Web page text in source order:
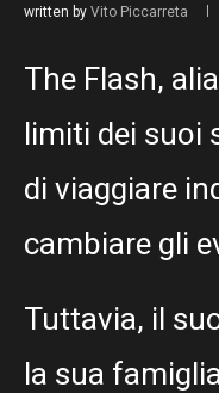
written by Vito Piccarreta
The Flash,
limiti dei suoi
di viaggiare
cambiare gli
Tuttavia, il
la sua